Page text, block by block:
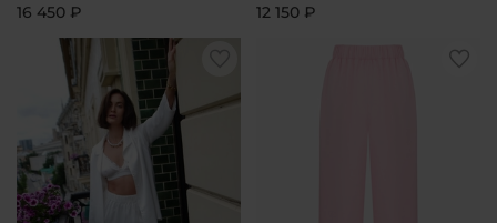
16 450 ₽
12 150 ₽